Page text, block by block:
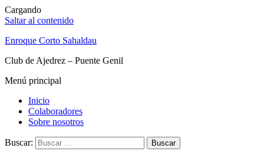
Cargando
Saltar al contenido
Enroque Corto Sahaldau
Club de Ajedrez – Puente Genil
Menú principal
Inicio
Colaboradores
Sobre nosotros
Buscar: